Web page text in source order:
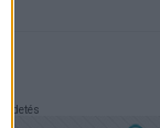
Hirdetés